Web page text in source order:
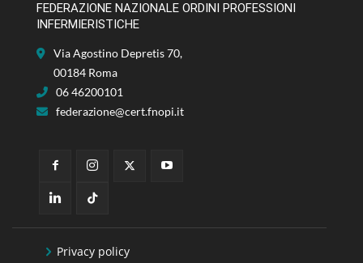
FEDERAZIONE NAZIONALE ORDINI PROFESSIONI
INFERMIERISTICHE
Via Agostino Depretis 70,
00184 Roma
06 46200101
federazione@cert.fnopi.it
Privacy policy